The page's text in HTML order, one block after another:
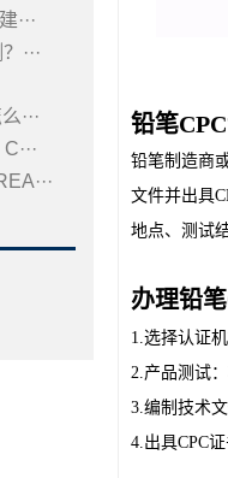
···
···
··· 铅笔
铅笔制造商
文件并出具
地点、测试
办理铅
1.选择认证
2.产品测试
3.编制技术
4.出具CPC